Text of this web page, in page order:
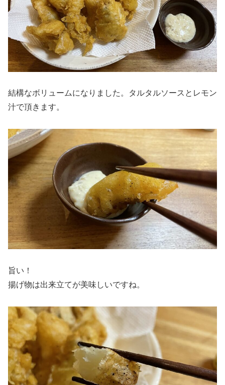
結構なボリュームになりました。タルタルソースとレモン
汁で頂きます。
旨い！
揚げ物は出来立てが美味しいですね。